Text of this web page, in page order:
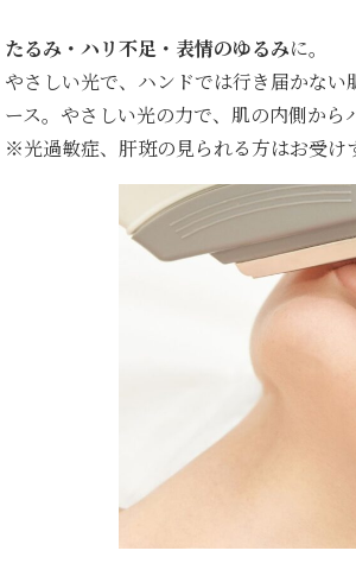
たるみ・ハリ不足・表情のゆるみに。
やさしい光で、ハンドでは行き届かな
ース。やさしい光の力で、肌の内側から
※光過敏症、肝斑の見られる方はお受け